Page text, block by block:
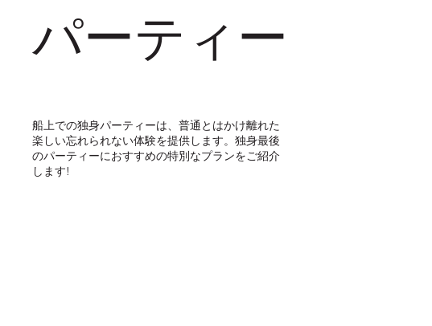
パーティー
船上での独身パーティーは、普通とはかけ離れた
楽しい忘れられない体験を提供します。独身最後
のパーティーにおすすめの特別なプランをご紹介
します!